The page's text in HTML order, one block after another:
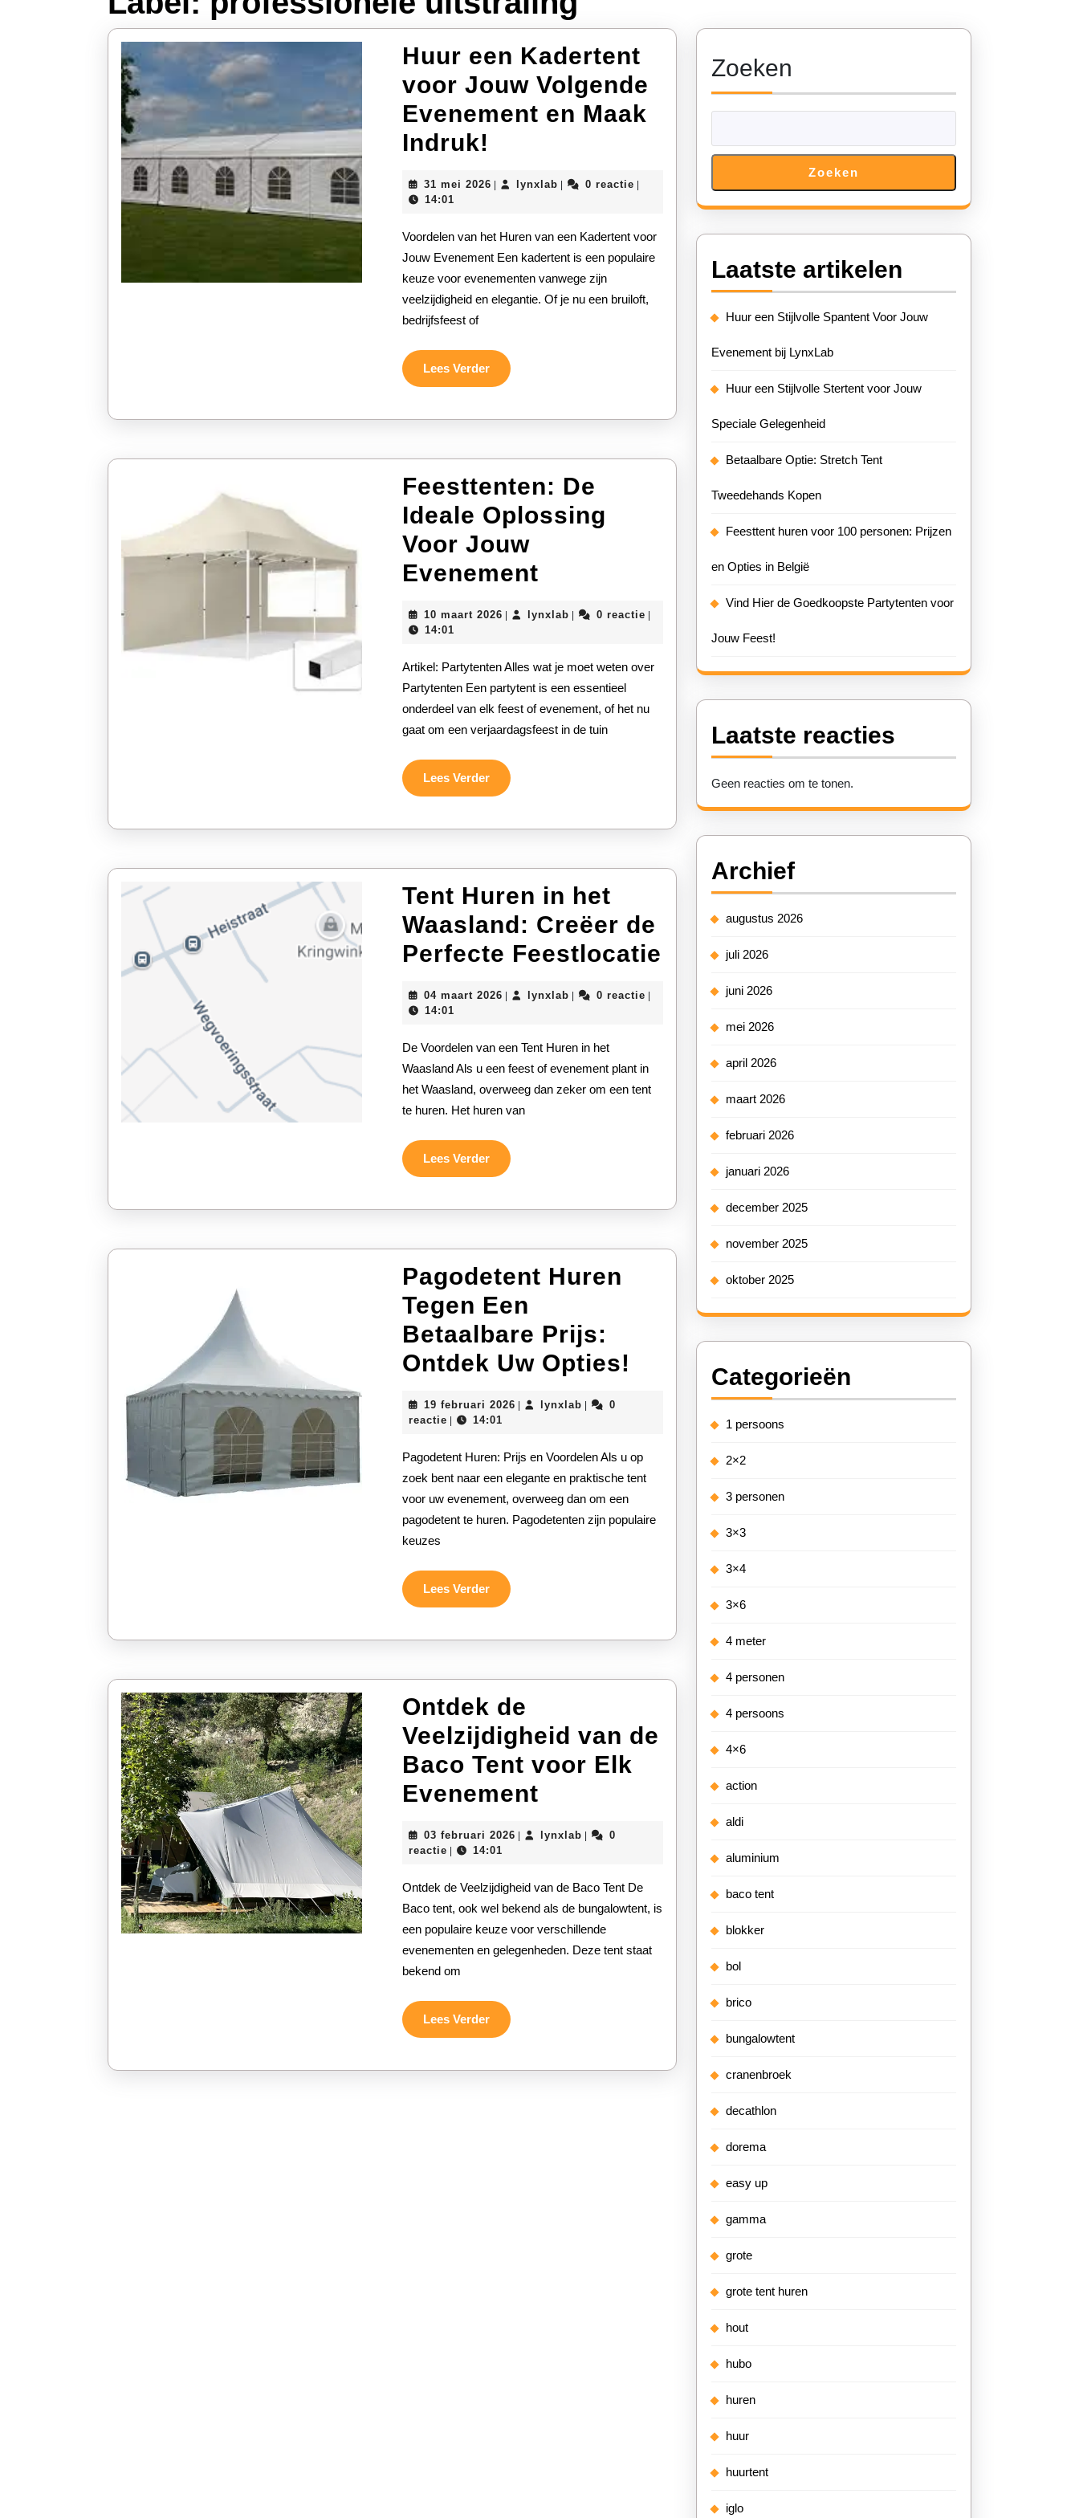
Huur een Kadertent
voor Jouw Volgende
Evenement en Maak
Indruk!
Kadertent
voor
Jouw
Volgende
Evenement
en
Maak
31 mei 202631
lynxlablynxlab0 reactie
14:01
Voordelen van het Huren van een Kadertent voor
Jouw Evenement Een kadertent is een populaire
keuze voor evenementen vanwege zijn
veelzijdigheid en elegantie. Of je nu een bruiloft,
bedrijfsfeest of
Lees VerderLees
Verder
Feesttenten: De
Ideale Oplossing
Voor Jouw
EvenementFeesttenten:
Ideale
Oplossing
Voor
Jouw
10 maart 202610
lynxlablynxlab0 reactie
14:01
Artikel: Partytenten Alles wat je moet weten over
Partytenten Een partytent is een essentieel
onderdeel van elk feest of evenement, of het nu
gaat om een verjaardagsfeest in de tuin
Lees VerderLees
Verder
Tent Huren in het
Waasland: Creëer de
Perfecte Feestlocatie Tent
Huren
Waasland:
Creëer
Feestlocatie
04 maart 202604
lynxlablynxlab0 reactie
14:01
De Voordelen van een Tent Huren in het
Waasland Als u een feest of evenement plant in
het Waasland, overweeg dan zeker om een tent
te huren. Het huren van
Lees VerderLees
Verder
Pagodetent Huren
Tegen Een
Betaalbare Prijs:
Ontdek Uw Opties! Pagodetent
Een
Betaalbare
Ontdek
19 februari 202619
lynxlablynxlab
0
reactie
14:01
Pagodetent Huren: Prijs en Voordelen Als u op
zoek bent naar een elegante en praktische tent
voor uw evenement, overweeg dan om een
pagodetent te huren. Pagodetenten zijn populaire
keuzes
Lees VerderLees
Verder
Ontdek de
Veelzijdigheid van de
Baco Tent voor Elk
EvenementOntdek
Veelzijdigheid
van
de
Baco
03 februari 202603
lynxlablynxlab
0
reactie
14:01
Ontdek de Veelzijdigheid van de Baco Tent De
Baco tent, ook wel bekend als de bungalowtent, is
een populaire keuze voor verschillende
evenementen en gelegenheden. Deze tent staat
bekend om
Lees VerderLees
Verder
Zoeken
Zoeken
Laatste artikelen
Huur een Stijlvolle Spantent Voor Jouw
Evenement bij LynxLab
Huur een Stijlvolle Stertent voor Jouw
Speciale Gelegenheid
Betaalbare Optie: Stretch Tent
Tweedehands Kopen
Feesttent huren voor 100 personen: Prijzen
en Opties in België
Vind Hier de Goedkoopste Partytenten voor
Jouw Feest!
Laatste reacties
Geen reacties om te tonen.
Archief
augustus 2026
juli 2026
juni 2026
mei 2026
april 2026
maart 2026
februari 2026
januari 2026
december 2025
november 2025
oktober 2025
Categorieën
1 persoons
2×2
3 personen
3×3
3×4
3×6
4 meter
4 personen
4 persoons
4×6
action
aldi
aluminium
baco tent
blokker
bol
brico
bungalowtent
cranenbroek
decathlon
dorema
easy up
gamma
grote
grote tent huren
hout
hubo
huren
huur
huurtent
iglo